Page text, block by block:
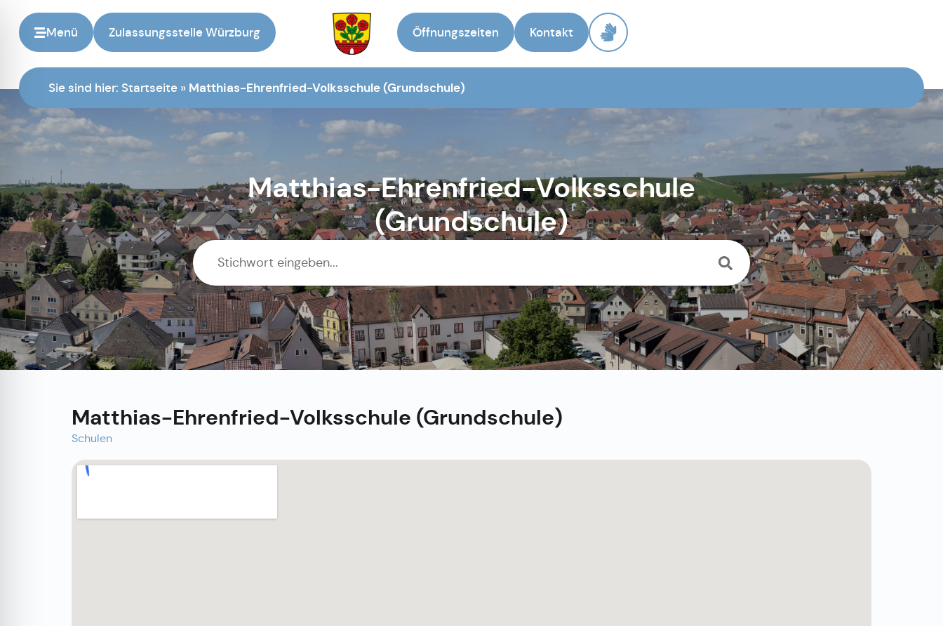
Menü Zulassungsstelle Würzburg
Zur Startseite
Öffnungszeiten Kontakt
Sie sind hier: Startseite » Matthias-Ehrenfried-Volksschule (Grundschule)
Matthias-Ehrenfried-Volksschule
(Grundschule)
Matthias-Ehrenfried-Volksschule (Grundschule)
Schulen